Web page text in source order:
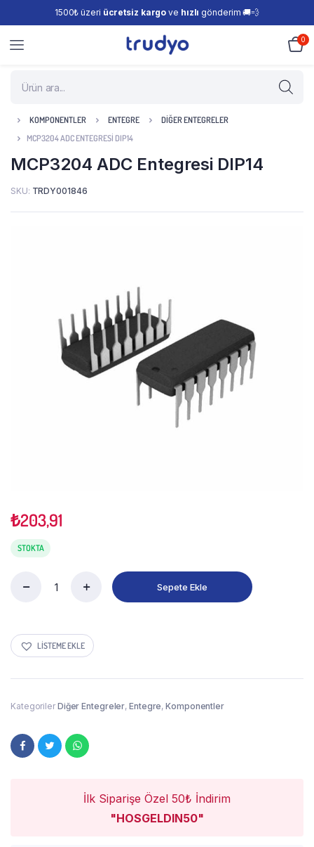
1500₺ üzeri ücretsiz kargo ve hızlı gönderim 🚚💨
0
KOMPONENTLER ENTEGRE
DIĞER ENTEGRELER
MCP3204 ADC ENTEGRESI DIP14
MCP3204 ADC Entegresi DIP14
SKU: TRDY001846
₺203,91
STOKTA
Sepete Ekle
LISTEME EKLE
Kategoriler Diğer Entegreler,Entegre,Komponentler
İlk Siparişe Özel 50₺ İndirim
"HOSGELDIN50"